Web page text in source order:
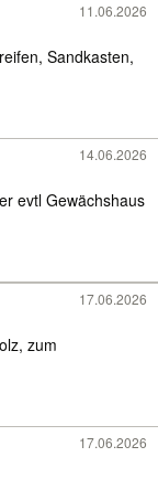
11.06.2026
Sandkasten,
14.06.2026
evtl Gewächshaus
17.06.2026
17.06.2026